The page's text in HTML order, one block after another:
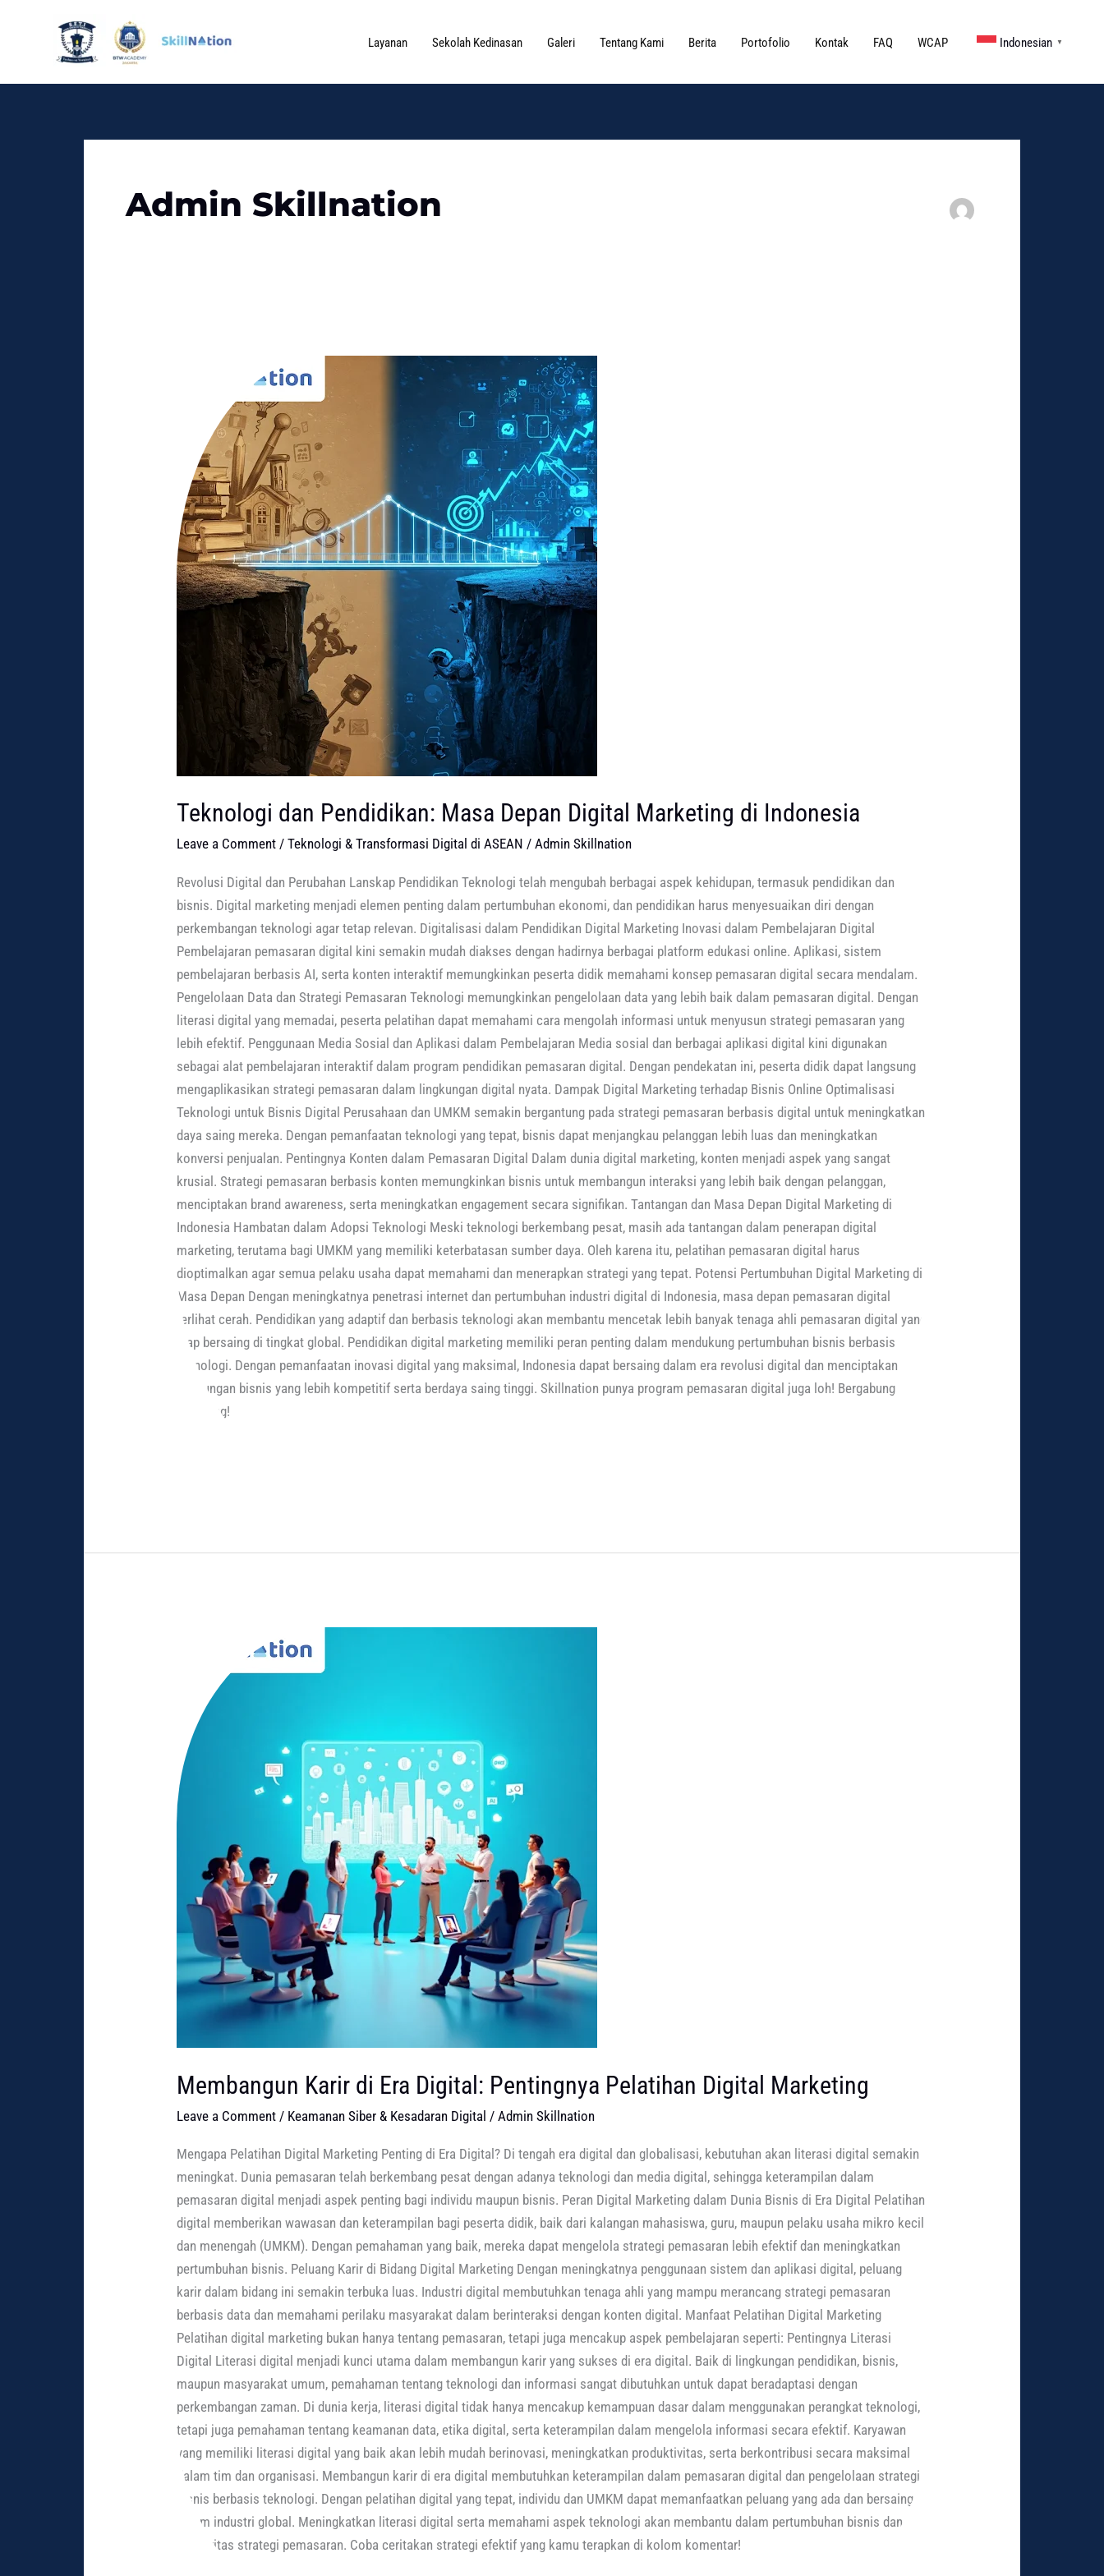
Layanan Sekolah Kedinasan Galeri Tentang Kami Berita Portofolio Kontak FAQ WCAP Indonesian ▼
Admin Skillnation
Teknologi dan Pendidikan: Masa Depan Digital Marketing di Indonesia
Leave a Comment /Teknologi & Transformasi Digital di ASEAN /Admin Skillnation
Revolusi Digital dan Perubahan Lanskap Pendidikan Teknologi telah mengubah berbagai aspek kehidupan, termasuk pendidikan dan
bisnis. Digital marketing menjadi elemen penting dalam pertumbuhan ekonomi, dan pendidikan harus menyesuaikan diri dengan
perkembangan teknologi agar tetap relevan. Digitalisasi dalam Pendidikan Digital Marketing Inovasi dalam Pembelajaran Digital
Pembelajaran pemasaran digital kini semakin mudah diakses dengan hadirnya berbagai platform edukasi online. Aplikasi, sistem
pembelajaran berbasis AI, serta konten interaktif memungkinkan peserta didik memahami konsep pemasaran digital secara mendalam.
Pengelolaan Data dan Strategi Pemasaran Teknologi memungkinkan pengelolaan data yang lebih baik dalam pemasaran digital. Dengan
literasi digital yang memadai, peserta pelatihan dapat memahami cara mengolah informasi untuk menyusun strategi pemasaran yang
lebih efektif. Penggunaan Media Sosial dan Aplikasi dalam Pembelajaran Media sosial dan berbagai aplikasi digital kini digunakan
sebagai alat pembelajaran interaktif dalam program pendidikan pemasaran digital. Dengan pendekatan ini, peserta didik dapat langsung
mengaplikasikan strategi pemasaran dalam lingkungan digital nyata. Dampak Digital Marketing terhadap Bisnis Online Optimalisasi
Teknologi untuk Bisnis Digital Perusahaan dan UMKM semakin bergantung pada strategi pemasaran berbasis digital untuk meningkatkan
daya saing mereka. Dengan pemanfaatan teknologi yang tepat, bisnis dapat menjangkau pelanggan lebih luas dan meningkatkan
konversi penjualan. Pentingnya Konten dalam Pemasaran Digital Dalam dunia digital marketing, konten menjadi aspek yang sangat
krusial. Strategi pemasaran berbasis konten memungkinkan bisnis untuk membangun interaksi yang lebih baik dengan pelanggan,
menciptakan brand awareness, serta meningkatkan engagement secara signifikan. Tantangan dan Masa Depan Digital Marketing di
Indonesia Hambatan dalam Adopsi Teknologi Meski teknologi berkembang pesat, masih ada tantangan dalam penerapan digital
marketing, terutama bagi UMKM yang memiliki keterbatasan sumber daya. Oleh karena itu, pelatihan pemasaran digital harus
dioptimalkan agar semua pelaku usaha dapat memahami dan menerapkan strategi yang tepat. Potensi Pertumbuhan Digital Marketing di
Masa Depan Dengan meningkatnya penetrasi internet dan pertumbuhan industri digital di Indonesia, masa depan pemasaran digital
terlihat cerah. Pendidikan yang adaptif dan berbasis teknologi akan membantu mencetak lebih banyak tenaga ahli pemasaran digital yang
siap bersaing di tingkat global. Pendidikan digital marketing memiliki peran penting dalam mendukung pertumbuhan bisnis berbasis
teknologi. Dengan pemanfaatan inovasi digital yang maksimal, Indonesia dapat bersaing dalam era revolusi digital dan menciptakan
lingkungan bisnis yang lebih kompetitif serta berdaya saing tinggi. Skillnation punya program pemasaran digital juga loh! Bergabung
sekarang!
Pendidikan:
Depan
Digital
Marketing
di
Indonesia
Membangun Karir di Era Digital: Pentingnya Pelatihan Digital Marketing
Leave a Comment / Keamanan Siber & Kesadaran Digital /Admin Skillnation
Mengapa Pelatihan Digital Marketing Penting di Era Digital? Di tengah era digital dan globalisasi, kebutuhan akan literasi digital semakin
meningkat. Dunia pemasaran telah berkembang pesat dengan adanya teknologi dan media digital, sehingga keterampilan dalam
pemasaran digital menjadi aspek penting bagi individu maupun bisnis. Peran Digital Marketing dalam Dunia Bisnis di Era Digital Pelatihan
digital memberikan wawasan dan keterampilan bagi peserta didik, baik dari kalangan mahasiswa, guru, maupun pelaku usaha mikro kecil
dan menengah (UMKM). Dengan pemahaman yang baik, mereka dapat mengelola strategi pemasaran lebih efektif dan meningkatkan
pertumbuhan bisnis. Peluang Karir di Bidang Digital Marketing Dengan meningkatnya penggunaan sistem dan aplikasi digital, peluang
karir dalam bidang ini semakin terbuka luas. Industri digital membutuhkan tenaga ahli yang mampu merancang strategi pemasaran
berbasis data dan memahami perilaku masyarakat dalam berinteraksi dengan konten digital. Manfaat Pelatihan Digital Marketing
Pelatihan digital marketing bukan hanya tentang pemasaran, tetapi juga mencakup aspek pembelajaran seperti: Pentingnya Literasi
Digital Literasi digital menjadi kunci utama dalam membangun karir yang sukses di era digital. Baik di lingkungan pendidikan, bisnis,
maupun masyarakat umum, pemahaman tentang teknologi dan informasi sangat dibutuhkan untuk dapat beradaptasi dengan
perkembangan zaman. Di dunia kerja, literasi digital tidak hanya mencakup kemampuan dasar dalam menggunakan perangkat teknologi,
tetapi juga pemahaman tentang keamanan data, etika digital, serta keterampilan dalam mengelola informasi secara efektif. Karyawan
yang memiliki literasi digital yang baik akan lebih mudah berinovasi, meningkatkan produktivitas, serta berkontribusi secara maksimal
dalam tim dan organisasi. Membangun karir di era digital membutuhkan keterampilan dalam pemasaran digital dan pengelolaan strategi
bisnis berbasis teknologi. Dengan pelatihan digital yang tepat, individu dan UMKM dapat memanfaatkan peluang yang ada dan bersaing
dalam industri global. Meningkatkan literasi digital serta memahami aspek teknologi akan membantu dalam pertumbuhan bisnis dan
efektivitas strategi pemasaran. Coba ceritakan strategi efektif yang kamu terapkan di kolom komentar!
Digital:
Pentingnya
Pelatihan
Digital
Marketing